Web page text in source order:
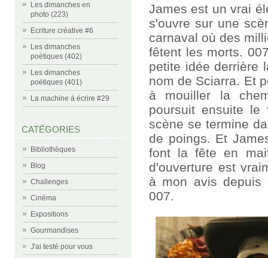
Les dimanches en
photo (223)
Ecriture créative #6
Les dimanches
poétiques (402)
Les dimanches
poétiques (401)
La machine à écrire #29
CATÉGORIES
Bibliothèques
Blog
Challenges
Cinéma
Expositions
Gourmandises
J'ai testé pour vous
James est un vrai
s'ouvre sur une
carnaval où des
fêtent les morts.
petite idée derrière
nom de Sciarra. Et
à mouiller la
poursuit ensuite
scène se termine
de poings. Et
font la fête en
d'ouverture est
à mon avis depuis
007.